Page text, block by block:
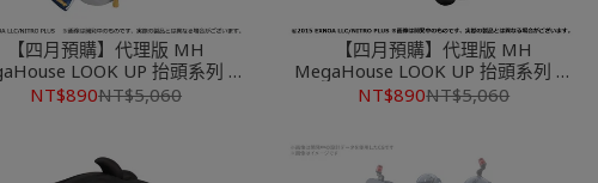
【四月預購】代理版 MH
LOOK UP 抬頭系列 刀
亂舞ONLINE 三日月宗近
NT$890NT$5,060
【四月預購】代理版 MH
MegaHouse LOOK UP 抬頭系列 刀
劍亂舞ONLINE 加州清光
NT$890NT$5,060